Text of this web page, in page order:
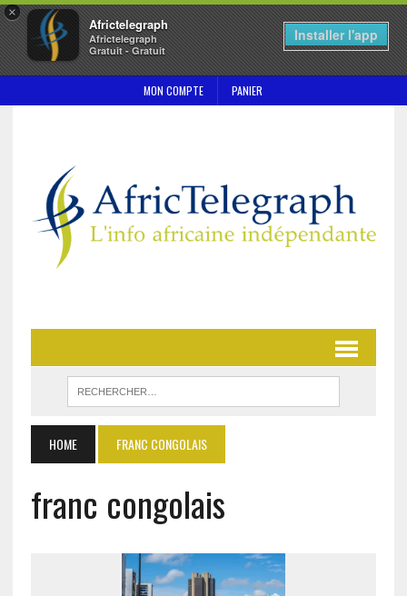
×
Africtelegraph
Africtelegraph
Gratuit - Gratuit
Installer l'app
MON COMPTE PANIER
HOME FRANC CONGOLAIS
franc congolais